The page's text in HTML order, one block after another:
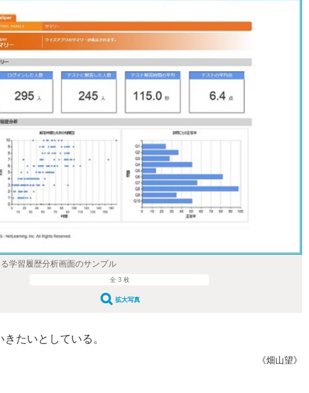
学習履歴分析画面のサンプル
全 3 枚
拡大写真
たいとしている。
《畑山望》